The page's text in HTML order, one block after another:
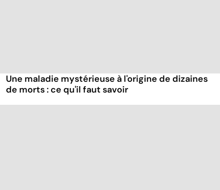
Une maladie mystérieuse à l'origine de dizaines
de morts : ce qu'il faut savoir